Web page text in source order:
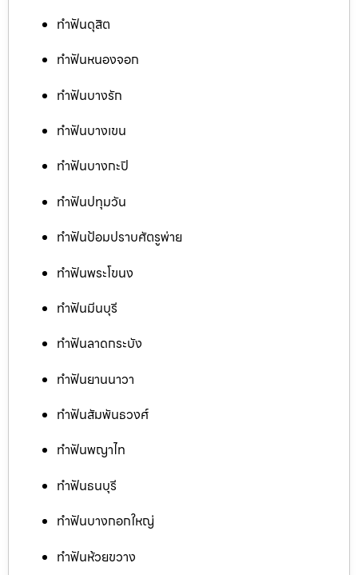
ทำฟันดุสิต
ทำฟันหนองจอก
ทำฟันบางรัก
ทำฟันบางเขน
ทำฟันบางกะปิ
ทำฟันปทุมวัน
ทำฟันป้อมปราบศัตรูพ่าย
ทำฟันพระโขนง
ทำฟันมีนบุรี
ทำฟันลาดกระบัง
ทำฟันยานนาวา
ทำฟันสัมพันธวงศ์
ทำฟันพญาไท
ทำฟันธนบุรี
ทำฟันบางกอกใหญ่
ทำฟันห้วยขวาง